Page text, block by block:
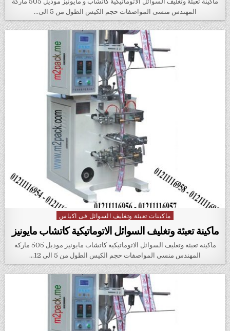
المهندس منسى المواصفات حجم الكيس الطول من 5 الى…
Posted in
ماكينات تعبئة وتغليف السوائل فى اكياس
ماكينة تعبئة وتغليف السوائل الاتوماتيكية كاتشاب مايونيز
ماكينة تعبئة وتغليف السوائل الاتوماتيكية كاتشاب مايونيز موديل 505 ماركة
المهندس منسى المواصفات حجم الكيس الطول من 5 الى 12…